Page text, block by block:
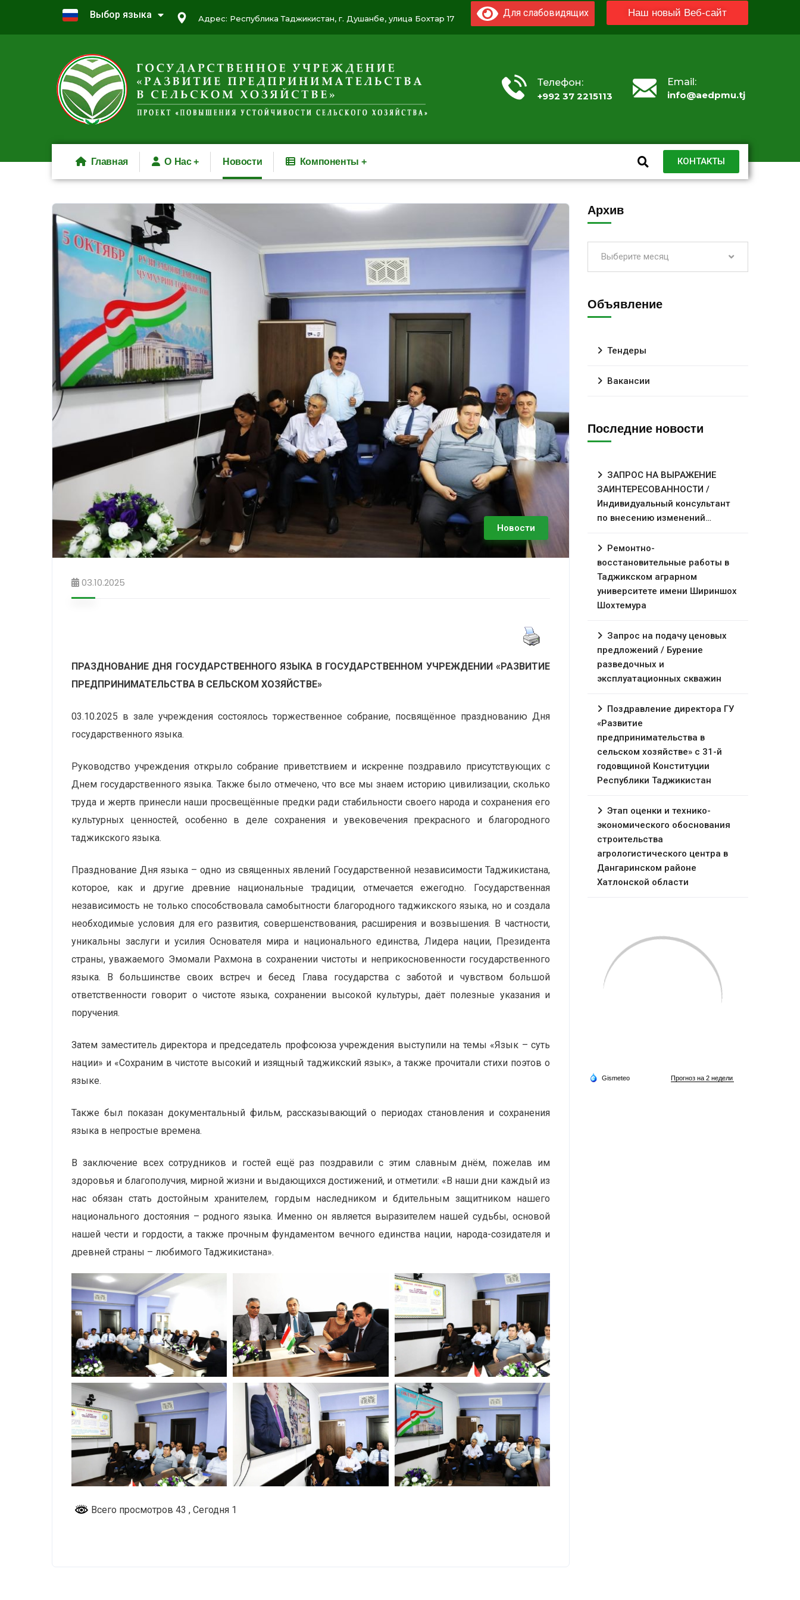
Выбор языка Адрес: Республика Таджикистан, г. Душанбе, улица Бохтар 17
Для слабовидящих Наш новый Веб-сайт
Телефон:
+992 37 2215113
Email:
info@aedpmu.tj
Главная О Нас Новости Компоненты КОНТАКТЫ
Новости
03.10.2025
ПРАЗДНОВАНИЕ ДНЯ ГОСУДАРСТВЕННОГО ЯЗЫКА В ГОСУДАРСТВЕННОМ УЧРЕЖДЕНИИ «РАЗВИТИЕ
ПРЕДПРИНИМАТЕЛЬСТВА В СЕЛЬСКОМ ХОЗЯЙСТВЕ»
03.10.2025 в зале учреждения состоялось торжественное собрание, посвящённое празднованию Дня
государственного языка.
Руководство учреждения открыло собрание приветствием и искренне поздравило присутствующих с
Днем государственного языка. Также было отмечено, что все мы знаем историю цивилизации, сколько
труда и жертв принесли наши просвещённые предки ради стабильности своего народа и сохранения его
культурных ценностей, особенно в деле сохранения и увековечения прекрасного и благородного
таджикского языка.
Празднование Дня языка – одно из священных явлений Государственной независимости Таджикистана,
которое, как и другие древние национальные традиции, отмечается ежегодно. Государственная
независимость не только способствовала самобытности благородного таджикского языка, но и создала
необходимые условия для его развития, совершенствования, расширения и возвышения. В частности,
уникальны заслуги и усилия Основателя мира и национального единства, Лидера нации, Президента
страны, уважаемого Эмомали Рахмона в сохранении чистоты и неприкосновенности государственного
языка. В большинстве своих встреч и бесед Глава государства с заботой и чувством большой
ответственности говорит о чистоте языка, сохранении высокой культуры, даёт полезные указания и
поручения.
Затем заместитель директора и председатель профсоюза учреждения выступили на темы «Язык – суть
нации» и «Сохраним в чистоте высокий и изящный таджикский язык», а также прочитали стихи поэтов о
языке.
Также был показан документальный фильм, рассказывающий о периодах становления и сохранения
языка в непростые времена.
В заключение всех сотрудников и гостей ещё раз поздравили с этим славным днём, пожелав им
здоровья и благополучия, мирной жизни и выдающихся достижений, и отметили: «В наши дни каждый из
нас обязан стать достойным хранителем, гордым наследником и бдительным защитником нашего
национального достояния – родного языка. Именно он является выразителем нашей судьбы, основой
нашей чести и гордости, а также прочным фундаментом вечного единства нации, народа-созидателя и
древней страны – любимого Таджикистана».
Всего просмотров 43 , Сегодня 1
Архив
Выберите месяц
Объявление
Тендеры
Вакансии
Последние новости
ЗАПРОС НА ВЫРАЖЕНИЕ
ЗАИНТЕРЕСОВАННОСТИ /
Индивидуальный консультант
по внесению изменений…
Ремонтно-
восстановительные работы в
Таджикском аграрном
университете имени Шириншох
Шохтемура
Запрос на подачу ценовых
предложений / Бурение
разведочных и
эксплуатационных скважин
Поздравление директора ГУ
«Развитие
предпринимательства в
сельском хозяйстве» с 31-й
годовщиной Конституции
Республики Таджикистан
Этап оценки и технико-
экономического обоснования
строительства
агрологистического центра в
Дангаринском районе
Хатлонской области